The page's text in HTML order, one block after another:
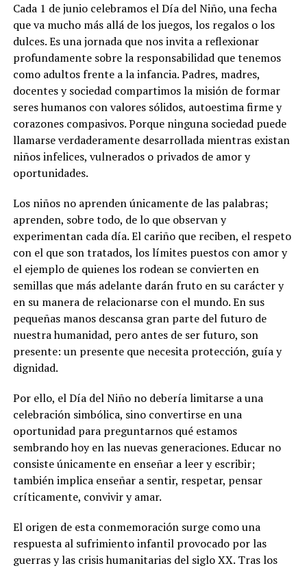
Cada 1 de junio celebramos el Día del Niño, una fecha
que va mucho más allá de los juegos, los regalos o los
dulces. Es una jornada que nos invita a reflexionar
profundamente sobre la responsabilidad que tenemos
como adultos frente a la infancia. Padres, madres,
docentes y sociedad compartimos la misión de formar
seres humanos con valores sólidos, autoestima firme y
corazones compasivos. Porque ninguna sociedad puede
llamarse verdaderamente desarrollada mientras existan
niños infelices, vulnerados o privados de amor y
oportunidades.
Los niños no aprenden únicamente de las palabras;
aprenden, sobre todo, de lo que observan y
experimentan cada día. El cariño que reciben, el respeto
con el que son tratados, los límites puestos con amor y
el ejemplo de quienes los rodean se convierten en
semillas que más adelante darán fruto en su carácter y
en su manera de relacionarse con el mundo. En sus
pequeñas manos descansa gran parte del futuro de
nuestra humanidad, pero antes de ser futuro, son
presente: un presente que necesita protección, guía y
dignidad.
Por ello, el Día del Niño no debería limitarse a una
celebración simbólica, sino convertirse en una
oportunidad para preguntarnos qué estamos
sembrando hoy en las nuevas generaciones. Educar no
consiste únicamente en enseñar a leer y escribir;
también implica enseñar a sentir, respetar, pensar
críticamente, convivir y amar.
El origen de esta conmemoración surge como una
respuesta al sufrimiento infantil provocado por las
guerras y las crisis humanitarias del siglo XX. Tras los